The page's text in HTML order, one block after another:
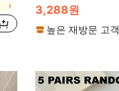
3,288원
높은 재방문 고객